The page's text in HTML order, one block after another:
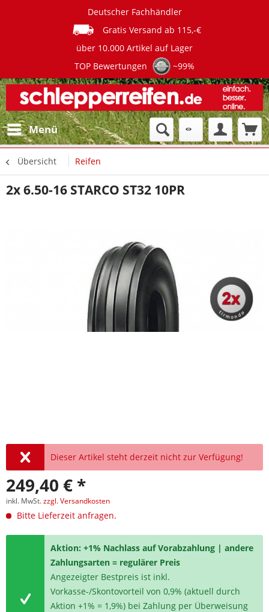
Deutscher Fachhändler
Gratis Versand ab 115,-€
über 10.000 Artikel auf Lager
TOP Bewertungen
~99%
Menü
Übersicht Reifen
2x 6.50-16 STARCO ST32 10PR
Dieser Artikel steht derzeit nicht zur Verfügung!
249,40 € *
inkl. MwSt.zzgl. Versandkosten
Bitte Lieferzeit anfragen.
Aktion: +1% Nachlass auf Vorabzahlung | andere
Zahlungsarten = regulärer Preis
Angezeigter Bestpreis ist inkl.
Vorkasse-/Skontovorteil von 0,9% (aktuell durch
Aktion +1% = 1,9%) bei Zahlung per Überweisung